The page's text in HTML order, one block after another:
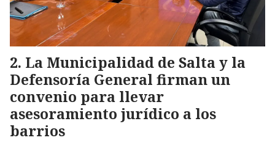
La Municipalidad de Salta y la
Defensoría General firman un
convenio para llevar
asesoramiento jurídico a los
barrios